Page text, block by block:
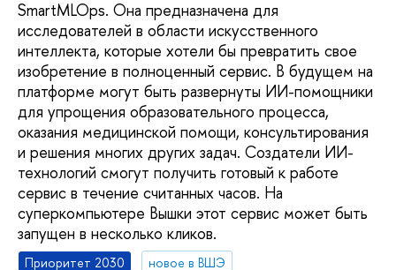
SmartMLOps. Она предназначена для
исследователей в области искусственного
интеллекта, которые хотели бы превратить свое
изобретение в полноценный сервис. В будущем на
платформе могут быть развернуты ИИ-помощники
для упрощения образовательного процесса,
оказания медицинской помощи, консультирования
и решения многих других задач. Создатели ИИ-
технологий смогут получить готовый к работе
сервис в течение считанных часов. На
суперкомпьютере Вышки этот сервис может быть
запущен в несколько кликов.
Приоритет 2030
новое в ВШЭ